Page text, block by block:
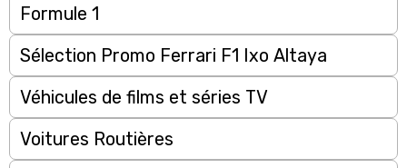
Formule 1
Sélection Promo Ferrari F1 Ixo Altaya
Véhicules de films et séries TV
Voitures Routières